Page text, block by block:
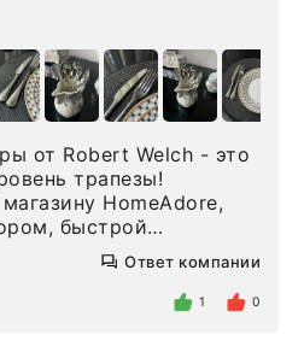
от Robert Welch - это
трапезы!
HomeAdore,
быстрой
сервисом. Один раз
чайные ложки,
антикварной посуды,
Ответ компании
1 0